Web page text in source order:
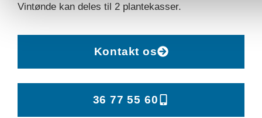
Vintønde kan deles til 2 plantekasser.
Kontakt os
36 77 55 60